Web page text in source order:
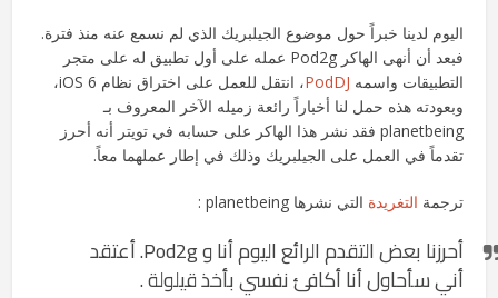
اليوم لدينا خبراً حول موضوع الجيلبريك الذي لم نسمع عنه منذ فترة.
فبعد أن أنهى الهاكر Pod2g عمله على أول تطبيق له على متجر
التطبيقات واسمه PodDJ
، انتقل للعمل على اختراق نظام iOS 6،
وبعودته هذه حمل لنا أخباراً رائعة زميله الآخر المعروف بـ
planetbeing فقد نشر هذا الهاكر على حسابه في تويتر أنه أحرز
تقدماً في العمل على الجيلبريك وذلك في إطار عملهما معاً.
ترجمة التغريدة التي نشرها planetbeing :
أحرزنا بعض التقدم الرائع اليوم أنا و Pod2g. أعتقد
أني سأحاول أنا أكافئ نفسي بأخذ قيلولة .